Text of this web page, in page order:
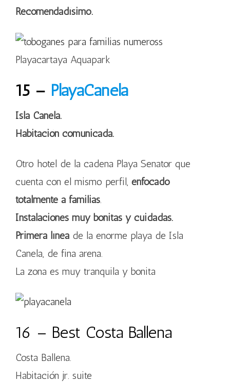
Recomendadísimo.
Playacartaya Aquapark
15 – PlayaCanela
Isla Canela.
Habitación comunicada.
Otro hotel de la cadena Playa Senator que
cuenta con el mismo perfil, enfocado
totalmente a familias.
Instalaciones muy bonitas y cuidadas.
Primera línea de la enorme playa de Isla
Canela, de fina arena.
La zona es muy tranquila y bonita
16 – Best Costa Ballena
Costa Ballena.
Habitación jr. suite